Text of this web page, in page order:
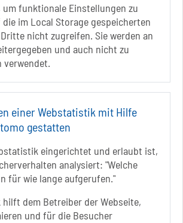
um funktionale Einstellungen zu
im Local Storage gespeicherten
nicht zugreifen. Sie werden an
und auch nicht zu
verwendet.
einer Webstatistik mit Hilfe
gestatten
eingerichtet und erlaubt ist,
analysiert: "Welche
für wie lange aufgerufen."
dem Betreiber der Webseite,
und für die Besucher
Folgt uns auf
FACEBOOK
INSTAGRAM
YOUTUBE
hier Startseite gesund